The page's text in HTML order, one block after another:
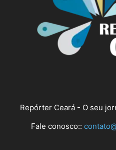
Repórter Ceará - O seu
Fale conosco::